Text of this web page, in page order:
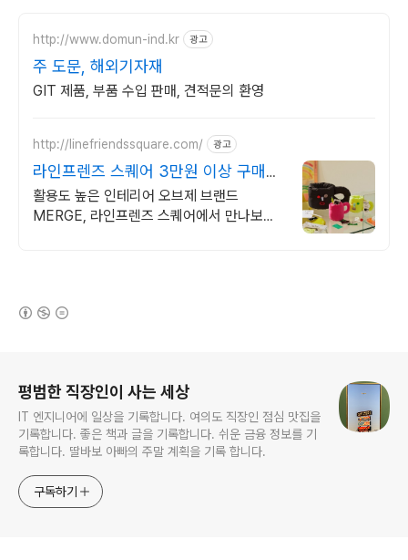
http://www.domun-ind.kr 광고
주 도문, 해외기자재
GIT 제품, 부품 수입 판매, 견적문의 환영
http://linefriendssquare.com/ 광고
라인프렌즈 스퀘어 3만원 이상 구매시
무료배송
활용도 높은 인테리어 오브제 브랜드
MERGE, 라인프렌즈 스퀘어에서 만나보세
평범한 직장인이 사는 세상
IT 엔지니어에 일상을 기록합니다. 여의도 직장인 점심 맛집을
기록합니다. 좋은 책과 글을 기록합니다. 쉬운 금융 정보를 기
록합니다. 딸바보 아빠의 주말 계획을 기록 합니다.
구독하기